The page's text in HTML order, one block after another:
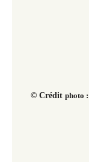
© Crédit photo :